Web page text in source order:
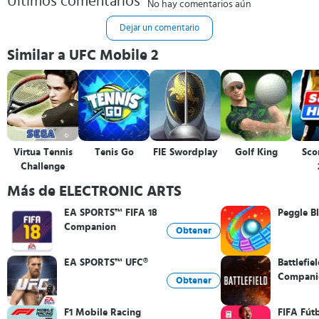
No hay comentarios aún
Dejar un comentario
Similar a UFC Mobile 2
Virtua Tennis
Challenge
Tenis Go FIE Swordplay Golf King
Más de ELECTRONIC ARTS
EA SPORTS™ FIFA 18
Companion
Obtener
EA SPORTS™ UFC®
Obtener
F1 Mobile Racing
Peggle
FIFA